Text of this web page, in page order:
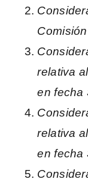
relativa
en fecha
relativa
en fecha